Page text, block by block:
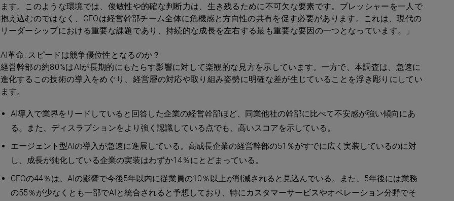
ます。このような環境では、俊敏性や的確な判断力は、生き残るために不可欠な要素です。プレッシャーを一人で
抱え込むのではなく、CEOは経営幹部チーム全体に危機感と方向性の共有を促す必要があります。これは、現代の
リーダーシップにおける重要な課題であり、持続的な成長を左右する最も重要な要因の一つとなっています。」
AI革命: スピードは競争優位性となるのか？
経営幹部の約80%はAIが長期的にもたらす影響に対して楽観的な見方を示しています。一方で、本調査は、急速に
進化するこの技術の導入をめぐり、経営層の対応や取り組み姿勢に明確な差が生じていることを浮き彫りにしてい
ます。
AI導入で業界をリードしていると回答した企業の経営幹部ほど、同業他社の幹部に比べて不安感が強い傾向にあ
る。また、ディスラプションをより強く認識している点でも、高いスコアを示している。
エージェント型AIの導入が急速に進展している。高成長企業の経営幹部の51％がすでに広く実装しているのに対
し、成長が鈍化している企業の実装はわずか14％にとどまっている。
CEOの44％は、AIの影響で今後5年以内に従業員の10％以上が削減されると見込んでいる。また、5年後には業務
の55％が少なくとも一部でAIと統合されると予想しており、特にカスタマーサービスやオペレーション分野でそ